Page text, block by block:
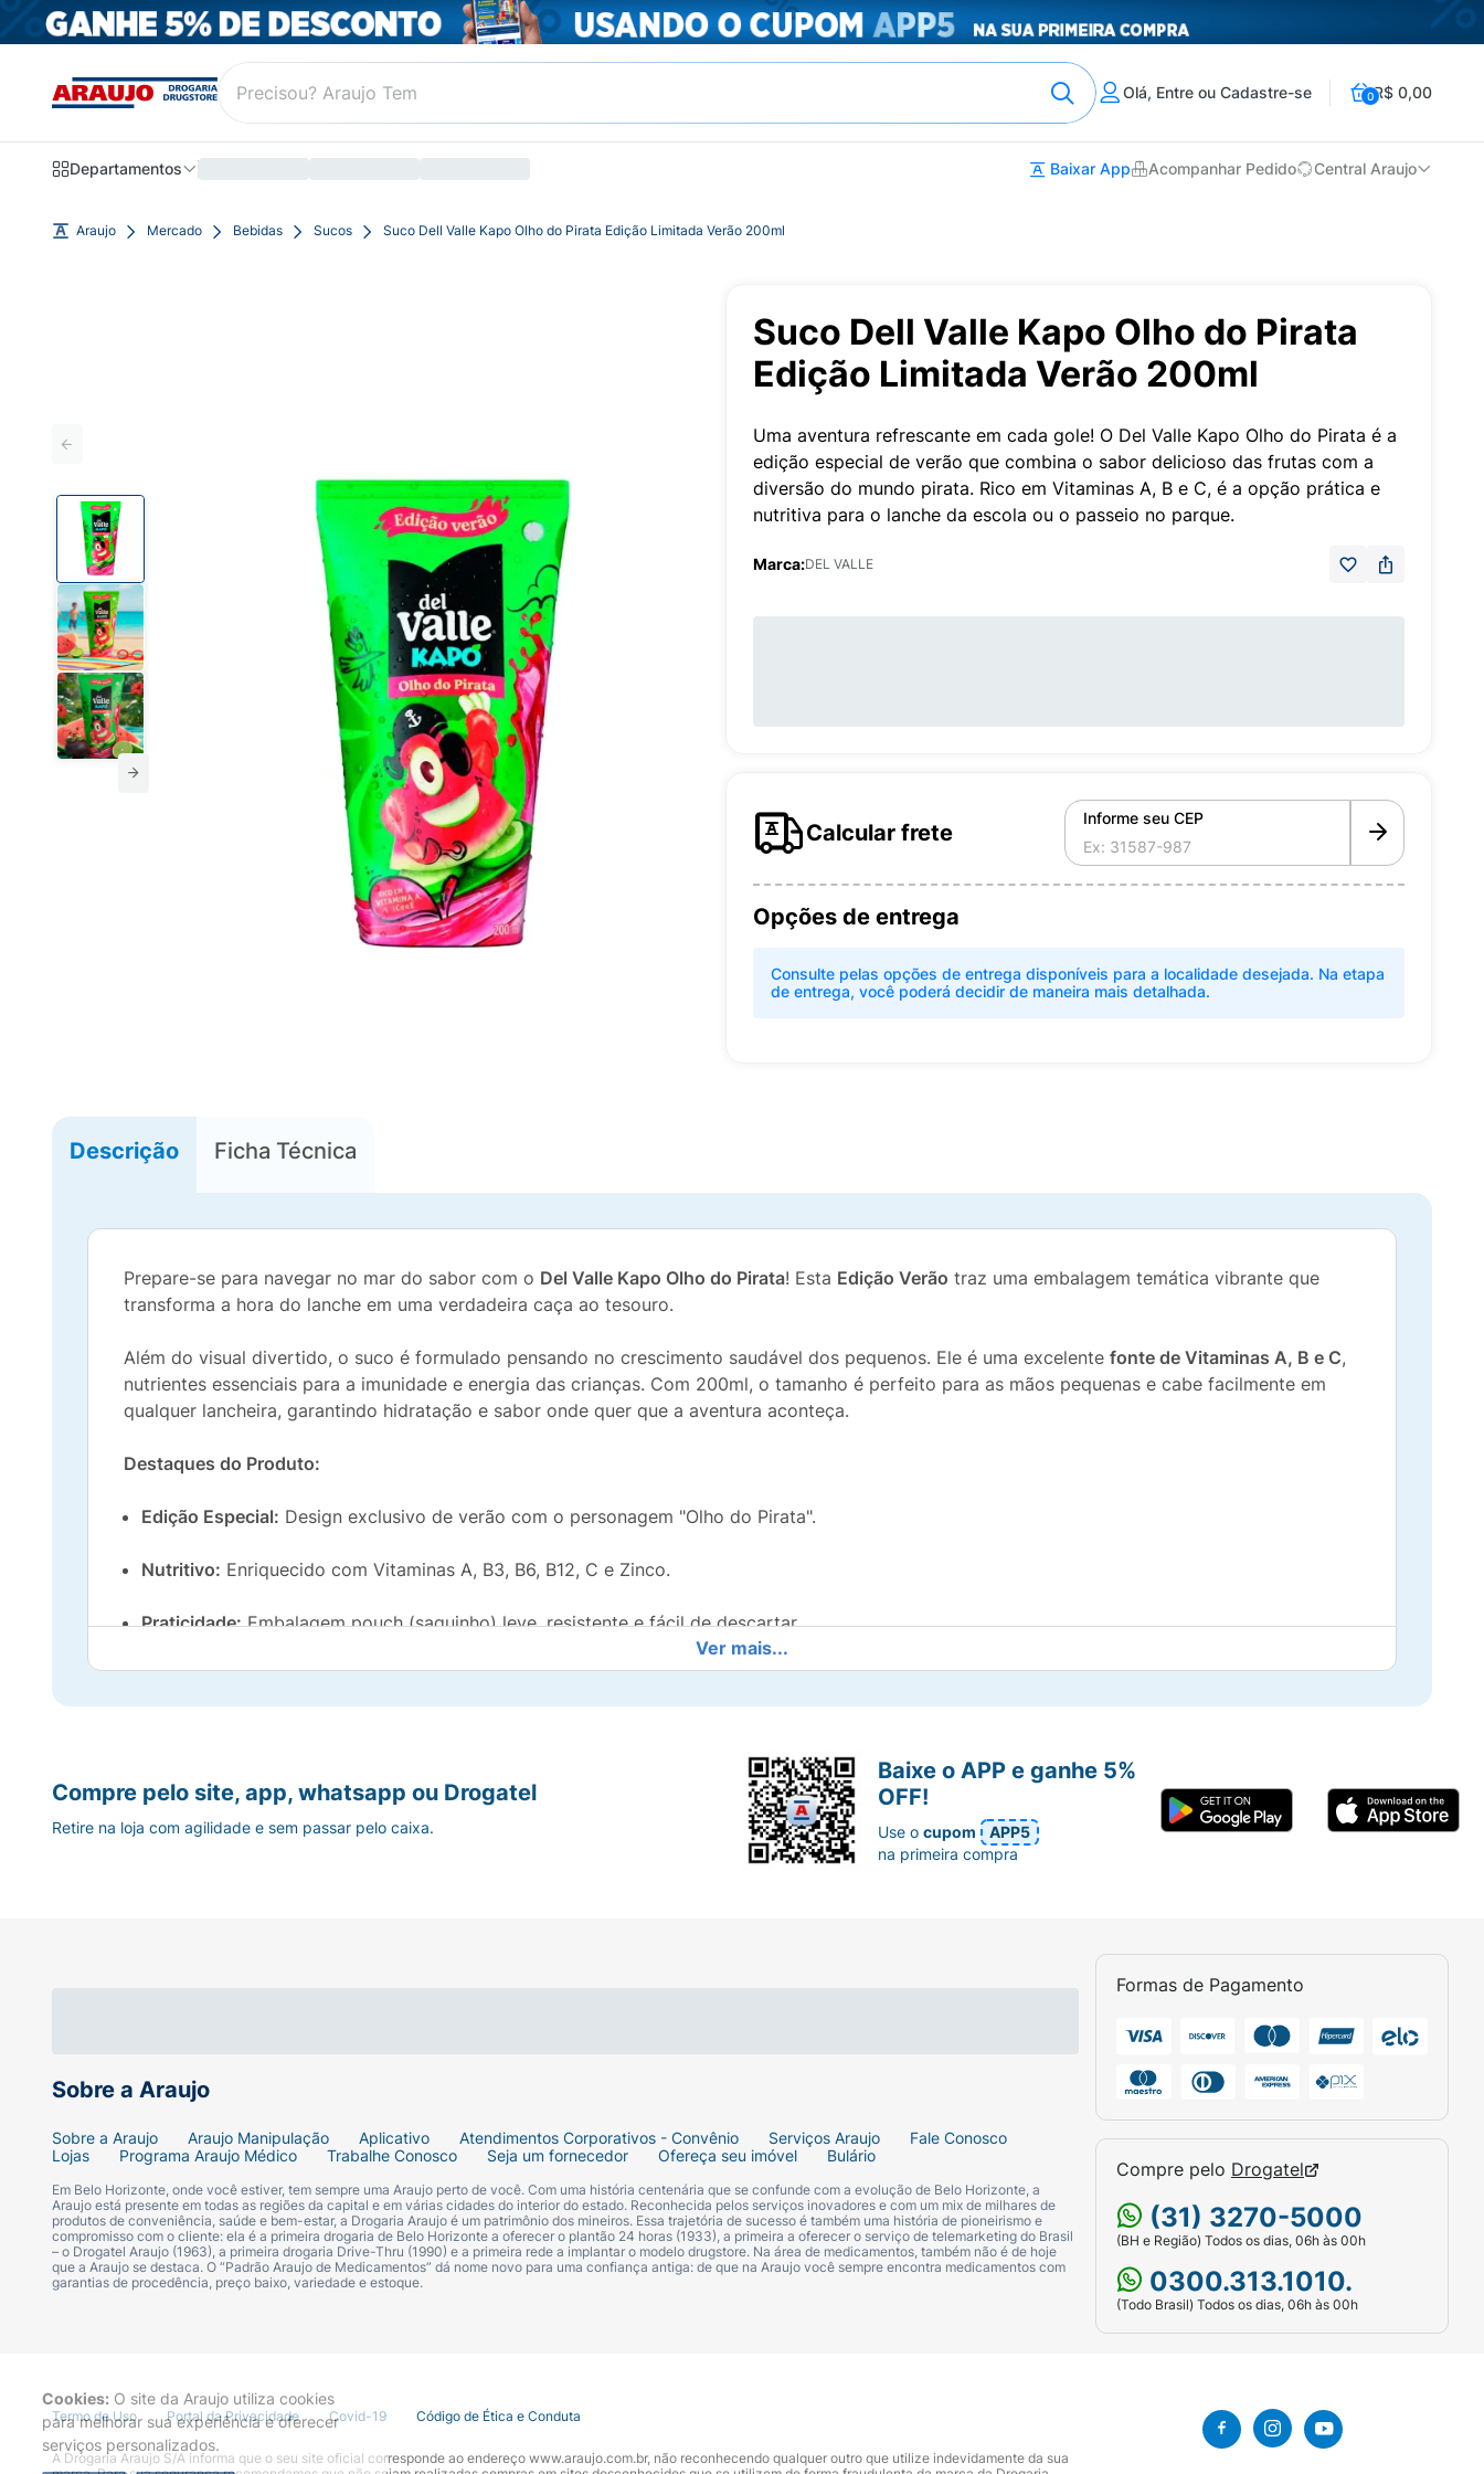
Cookies: O site da Araujo utiliza cookies
para melhorar sua experiência e oferecer
serviços personalizados.
Olá, Entre ou Cadastre-se 0R$ 0,00
Departamentos Baixar App Acompanhar Pedido Central Araujo
Araujo Mercado Bebidas Sucos Suco Dell Valle Kapo Olho do Pirata Edição Limitada Verão 200ml
Suco Dell Valle Kapo Olho do Pirata
Edição Limitada Verão 200ml
Uma aventura refrescante em cada gole! O Del Valle Kapo Olho do Pirata é a
edição especial de verão que combina o sabor delicioso das frutas com a
diversão do mundo pirata. Rico em Vitaminas A, B e C, é a opção prática e
nutritiva para o lanche da escola ou o passeio no parque.
Marca:DEL VALLE
Calcular frete
Informe seu CEP
Opções de entrega
Consulte pelas opções de entrega disponíveis para a localidade desejada. Na etapa
de entrega, você poderá decidir de maneira mais detalhada.
Descrição Ficha Técnica
Prepare-se para navegar no mar do sabor com o Del Valle Kapo Olho do Pirata! Esta Edição Verão traz uma embalagem temática vibrante que
transforma a hora do lanche em uma verdadeira caça ao tesouro.
Além do visual divertido, o suco é formulado pensando no crescimento saudável dos pequenos. Ele é uma excelente fonte de Vitaminas A, B e C,
nutrientes essenciais para a imunidade e energia das crianças. Com 200ml, o tamanho é perfeito para as mãos pequenas e cabe facilmente em
qualquer lancheira, garantindo hidratação e sabor onde quer que a aventura aconteça.
Destaques do Produto:
Edição Especial: Design exclusivo de verão com o personagem "Olho do Pirata".
Nutritivo: Enriquecido com Vitaminas A, B3, B6, B12, C e Zinco.
Praticidade:Embalagem pouch (saquinho) leve, resistente e fácil de descartar.
Sem Corantes Artificiais:Uma escolha mais consciente para o dia a dia infantil.
Ver mais...
Sobre a Araujo
Sobre a Araujo Araujo Manipulação Aplicativo Atendimentos Corporativos - Convênio Serviços Araujo
Fale Conosco
Lojas
Programa Araujo Médico Trabalhe Conosco Seja um fornecedor Ofereça seu imóvel Bulário
Em Belo Horizonte, onde você estiver, tem sempre uma Araujo perto de você. Com uma história centenária que se confunde com a evolução de Belo Horizonte, a
Araujo está presente em todas as regiões da capital e em várias cidades do interior do estado. Reconhecida pelos serviços inovadores e com um mix de milhares de
produtos de conveniência, saúde e bem-estar, a Drogaria Araujo é um patrimônio dos mineiros. Essa trajetória de sucesso é também uma história de pioneirismo e
compromisso com o cliente: ela é a primeira drogaria de Belo Horizonte a oferecer o plantão 24 horas (1933), a primeira a oferecer o serviço de telemarketing do Brasil
– o Drogatel Araujo (1963), a primeira drogaria Drive-Thru (1990) e a primeira rede a implantar o modelo drugstore. Na área de medicamentos, também não é de hoje
que a Araujo se destaca. O “Padrão Araujo de Medicamentos” dá nome novo para uma confiança antiga: de que na Araujo você sempre encontra medicamentos com
garantias de procedência, preço baixo, variedade e estoque.
Formas de Pagamento
Compre pelo Drogatel
(31) 3270-5000
(BH e Região) Todos os dias, 06h às 00h
0300.313.1010.
(Todo Brasil) Todos os dias, 06h às 00h
Compre pelo site, app, whatsapp ou Drogatel
Retire na loja com agilidade e sem passar pelo caixa.
Baixe o APP e ganhe 5%
OFF!
Use ocupom
APP5
na primeira compra
Termo de Uso Portal da Privacidade Covid-19 Código de Ética e Conduta
A Drogaria Araujo S/A informa que o seu site oficial corresponde ao endereço www.araujo.com.br, não reconhecendo qualquer outro que utilize indevidamente da sua